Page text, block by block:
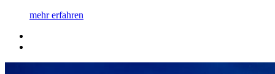
mehr erfahren